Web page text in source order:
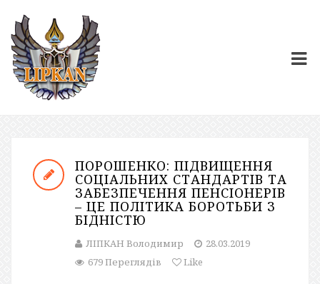
ПОРОШЕНКО: ПІДВИЩЕННЯ
СОЦІАЛЬНИХ СТАНДАРТІВ ТА
ЗАБЕЗПЕЧЕННЯ ПЕНСІОНЕРІВ
– ЦЕ ПОЛІТИКА БОРОТЬБИ З
БІДНІСТЮ
ЛІПКАН Володимир
28.03.2019
679 Переглядів
Like